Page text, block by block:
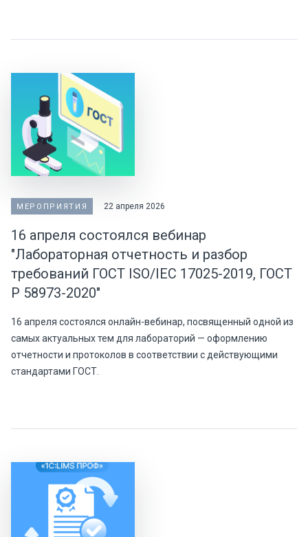
МЕРОПРИЯТИЯ 22 апреля 2026
16 апреля состоялся вебинар
"Лабораторная отчетность и разбор
требований ГОСТ ISO/IEC 17025-2019, ГОСТ
Р 58973-2020"
16 апреля состоялся онлайн-вебинар, посвященный одной из
самых актуальных тем для лабораторий — оформлению
отчетности и протоколов в соответствии с действующими
стандартами ГОСТ.